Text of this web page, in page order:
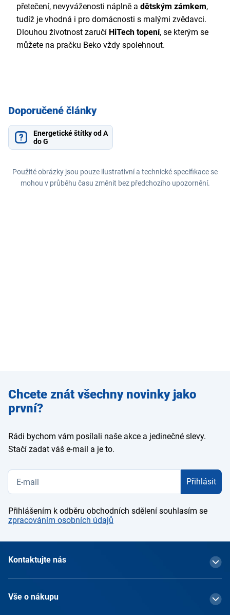
přetečení, nevyváženosti náplně a dětským zámkem,
tudíž je vhodná i pro domácnosti s malými zvědavci.
Dlouhou životnost zaručí HiTech topení, se kterým se
můžete na pračku Beko vždy spolehnout.
Doporučené články
Energetické štítky od A
do G
Použité obrázky jsou pouze ilustrativní a technické specifikace se
mohou v průběhu času změnit bez předchozího upozornění.
Zadejte
e-mail
Chcete znát všechny novinky jako
první?
Rádi bychom vám posílali naše akce a jedinečné slevy.
Stačí zadat váš e-mail a je to.
Přihlásit
Přihlášením k odběru obchodních sdělení souhlasím se
zpracováním osobních údajů
Kontaktujte nás
Vše o nákupu